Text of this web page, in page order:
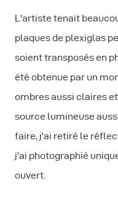
L'artiste tenait
plaques de plexiglas
soient transposés en
été obtenue par un
ombres aussi claires
source lumineuse
faire, j'ai retiré le
j'ai photographié
ouvert.